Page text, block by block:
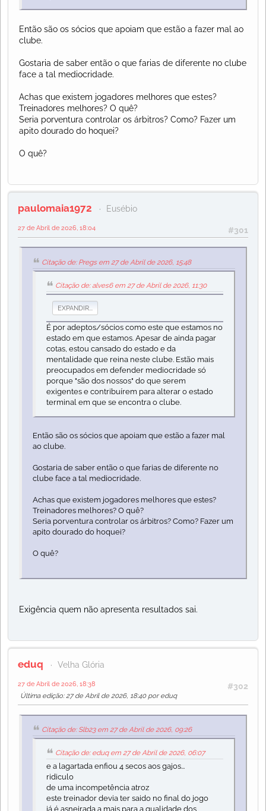
Então são os sócios que apoiam que estão a fazer mal ao
clube.
Gostaria de saber então o que farias de diferente no clube
face a tal mediocridade.
Achas que existem jogadores melhores que estes?
Treinadores melhores? O quê?
Seria porventura controlar os árbitros? Como? Fazer um
apito dourado do hoquei?
O quê?
paulomaia1972 Eusébio
#301
27 de Abril de 2026, 18:04
Citação de: Pregs em 27 de Abril de 2026, 15:48
Citação de: alves6 em 27 de Abril de 2026, 11:30
EXPANDIR...
É por adeptos/sócios como este que estamos no
estado em que estamos. Apesar de ainda pagar
cotas, estou cansado do estado e da
mentalidade que reina neste clube. Estão mais
preocupados em defender mediocridade só
porque "são dos nossos" do que serem
exigentes e contribuírem para alterar o estado
terminal em que se encontra o clube.
Então são os sócios que apoiam que estão a fazer mal
ao clube.
Gostaria de saber então o que farias de diferente no
clube face a tal mediocridade.
Achas que existem jogadores melhores que estes?
Treinadores melhores? O quê?
Seria porventura controlar os árbitros? Como? Fazer um
apito dourado do hoquei?
O quê?
Exigência quem não apresenta resultados sai.
eduq Velha Glória
#302
27 de Abril de 2026, 18:38
Última edição: 27 de Abril de 2026, 18:40 por eduq
Citação de: Slb23 em 27 de Abril de 2026, 09:26
Citação de: eduq em 27 de Abril de 2026, 06:07
e a lagartada enfiou 4 secos aos gajos...
ridiculo
de uma incompetência atroz
este treinador devia ter saido no final do jogo
já é asneirada a mais para a qualidade dos